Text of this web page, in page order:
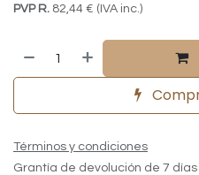
PVP R. 82,44 € (IVA inc.)
Términos y condiciones
Grantía de devolución de 7 días